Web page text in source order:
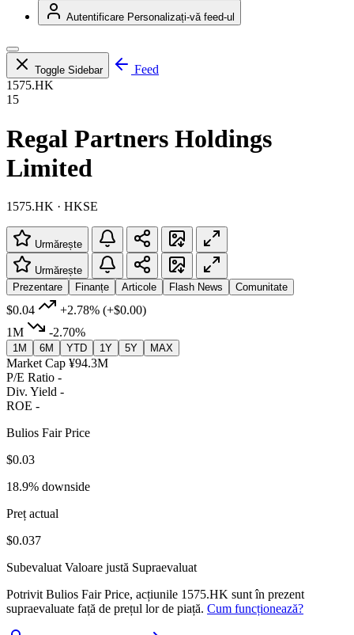
Autentificare Personalizați-vă feed-ul
Toggle Sidebar
Feed
1575.HK
15
Regal Partners Holdings
Limited
1575.HK · HKSE
Urmărește
Urmărește
Prezentare
Finanțe Articole Flash News Comunitate
$0.04 +2.78% (+$0.00)
1M
-2.70%
1M 6M YTD 1Y 5Y MAX
Market Cap ¥94.3M
P/E Ratio -
Div. Yield -
ROE -
Bulios Fair Price
$0.03
18.9% downside
Preț actual
$0.037
Subevaluat Valoare justă Supraevaluat
Potrivit Bulios Fair Price, acțiunile 1575.HK sunt în prezent
supraevaluate față de prețul lor de piață. Cum funcționează?